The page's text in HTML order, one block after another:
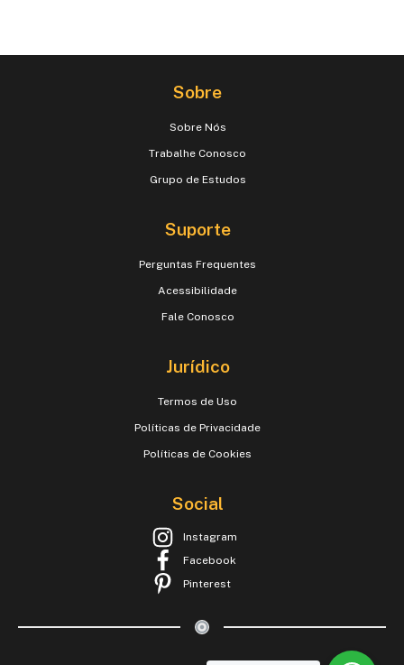
Sobre
Sobre Nós
Trabalhe Conosco
Grupo de Estudos
Suporte
Perguntas Frequentes
Acessibilidade
Fale Conosco
Jurídico
Termos de Uso
Políticas de Privacidade
Políticas de Cookies
Social
Instagram
Facebook
Pinterest